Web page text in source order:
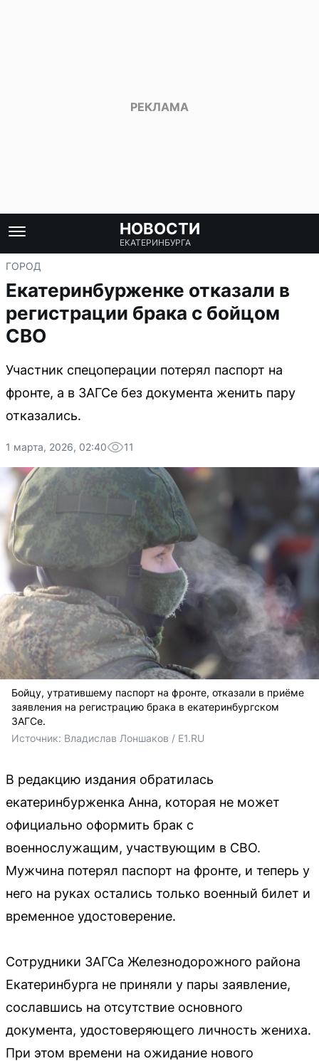
НОВОСТИ
ЕКАТЕРИНБУРГА
ГОРОД
Екатеринбурженке отказали в
регистрации брака с бойцом
СВО
Участник спецоперации потерял паспорт на
фронте, а в ЗАГСе без документа женить пару
отказались.
1 марта, 2026, 02:40 11
Бойцу, утратившему паспорт на фронте, отказали в приёме
заявления на регистрацию брака в екатеринбургском
ЗАГСе.
Источник: Владислав Лоншаков / E1.RU
В редакцию издания обратилась
екатеринбурженка Анна, которая не может
официально оформить брак с
военнослужащим, участвующим в СВО.
Мужчина потерял паспорт на фронте, и теперь у
него на руках остались только военный билет и
временное удостоверение.
Сотрудники ЗАГСа Железнодорожного района
Екатеринбурга не приняли у пары заявление,
сославшись на отсутствие основного
документа, удостоверяющего личность жениха.
При этом времени на ожидание нового